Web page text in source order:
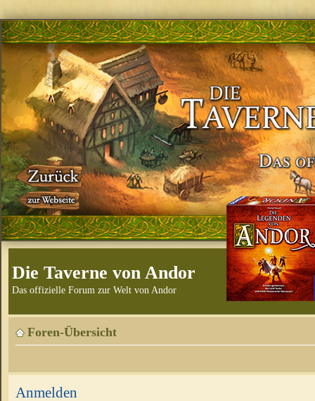
Die Taverne von Andor
Das offizielle Forum zur Welt von Andor
Foren-Übersicht
Anmelden